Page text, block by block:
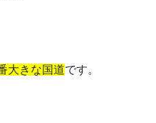
大きな国道です。